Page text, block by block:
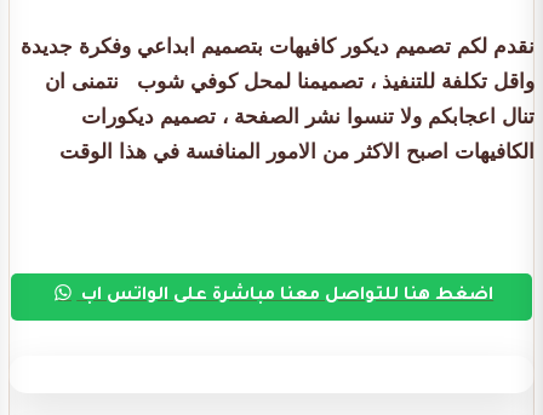
نقدم لكم تصميم ديكور كافيهات بتصميم ابداعي وفكرة جديدة
واقل تكلفة للتنفيذ ، تصميمنا لمحل كوفي شوب نتمنى ان
تنال اعجابكم ولا تنسوا نشر الصفحة ، تصميم ديكورات
الكافيهات اصبح الاكثر من الامور المنافسة في هذا الوقت
اضغط هنا للتواصل معنا مباشرة على الواتس اب